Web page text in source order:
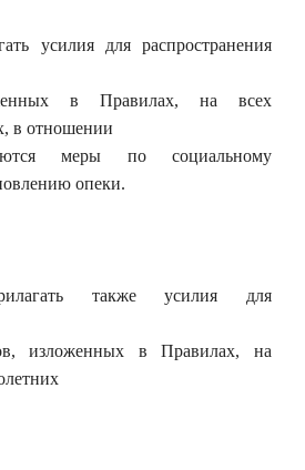
усилия для распространения
в Правилах, на всех
в отношении
меры по социальному
опеки.
также усилия для
изложенных в Правилах, на